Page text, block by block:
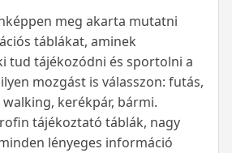
meg akarta mutatni
táblákat, aminek
tud tájékozódni és sportolni a
mozgást is válasszon: futás,
kerékpár, bármi.
tájékoztató táblák, nagy
lényeges információ